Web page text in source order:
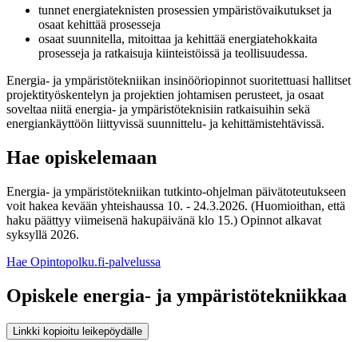
tunnet energiateknisten prosessien ympäristövaikutukset ja
osaat kehittää prosesseja
osaat suunnitella, mitoittaa ja kehittää energiatehokkaita
prosesseja ja ratkaisuja kiinteistöissä ja teollisuudessa.
Energia- ja ympäristötekniikan insinööriopinnot suoritettuasi hallitset
projektityöskentelyn ja projektien johtamisen perusteet, ja osaat
soveltaa niitä energia- ja ympäristöteknisiin ratkaisuihin sekä
energiankäyttöön liittyvissä suunnittelu- ja kehittämistehtävissä.
Hae opiskelemaan
Energia- ja ympäristötekniikan tutkinto-ohjelman päivätoteutukseen
voit hakea kevään yhteishaussa 10. - 24.3.2026. (Huomioithan, että
haku päättyy viimeisenä hakupäivänä klo 15.) Opinnot alkavat
syksyllä 2026.
Hae Opintopolku.fi-palvelussa
Opiskele energia- ja ympäristötekniikkaa
Linkki kopioitu leikepöydälle